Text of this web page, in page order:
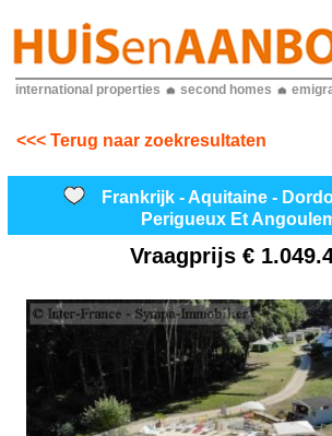
international properties second homes
<<< Terug naar zoekresultaten
Frankrijk - Aquitaine -
Perigueux Et
Vraagprijs€